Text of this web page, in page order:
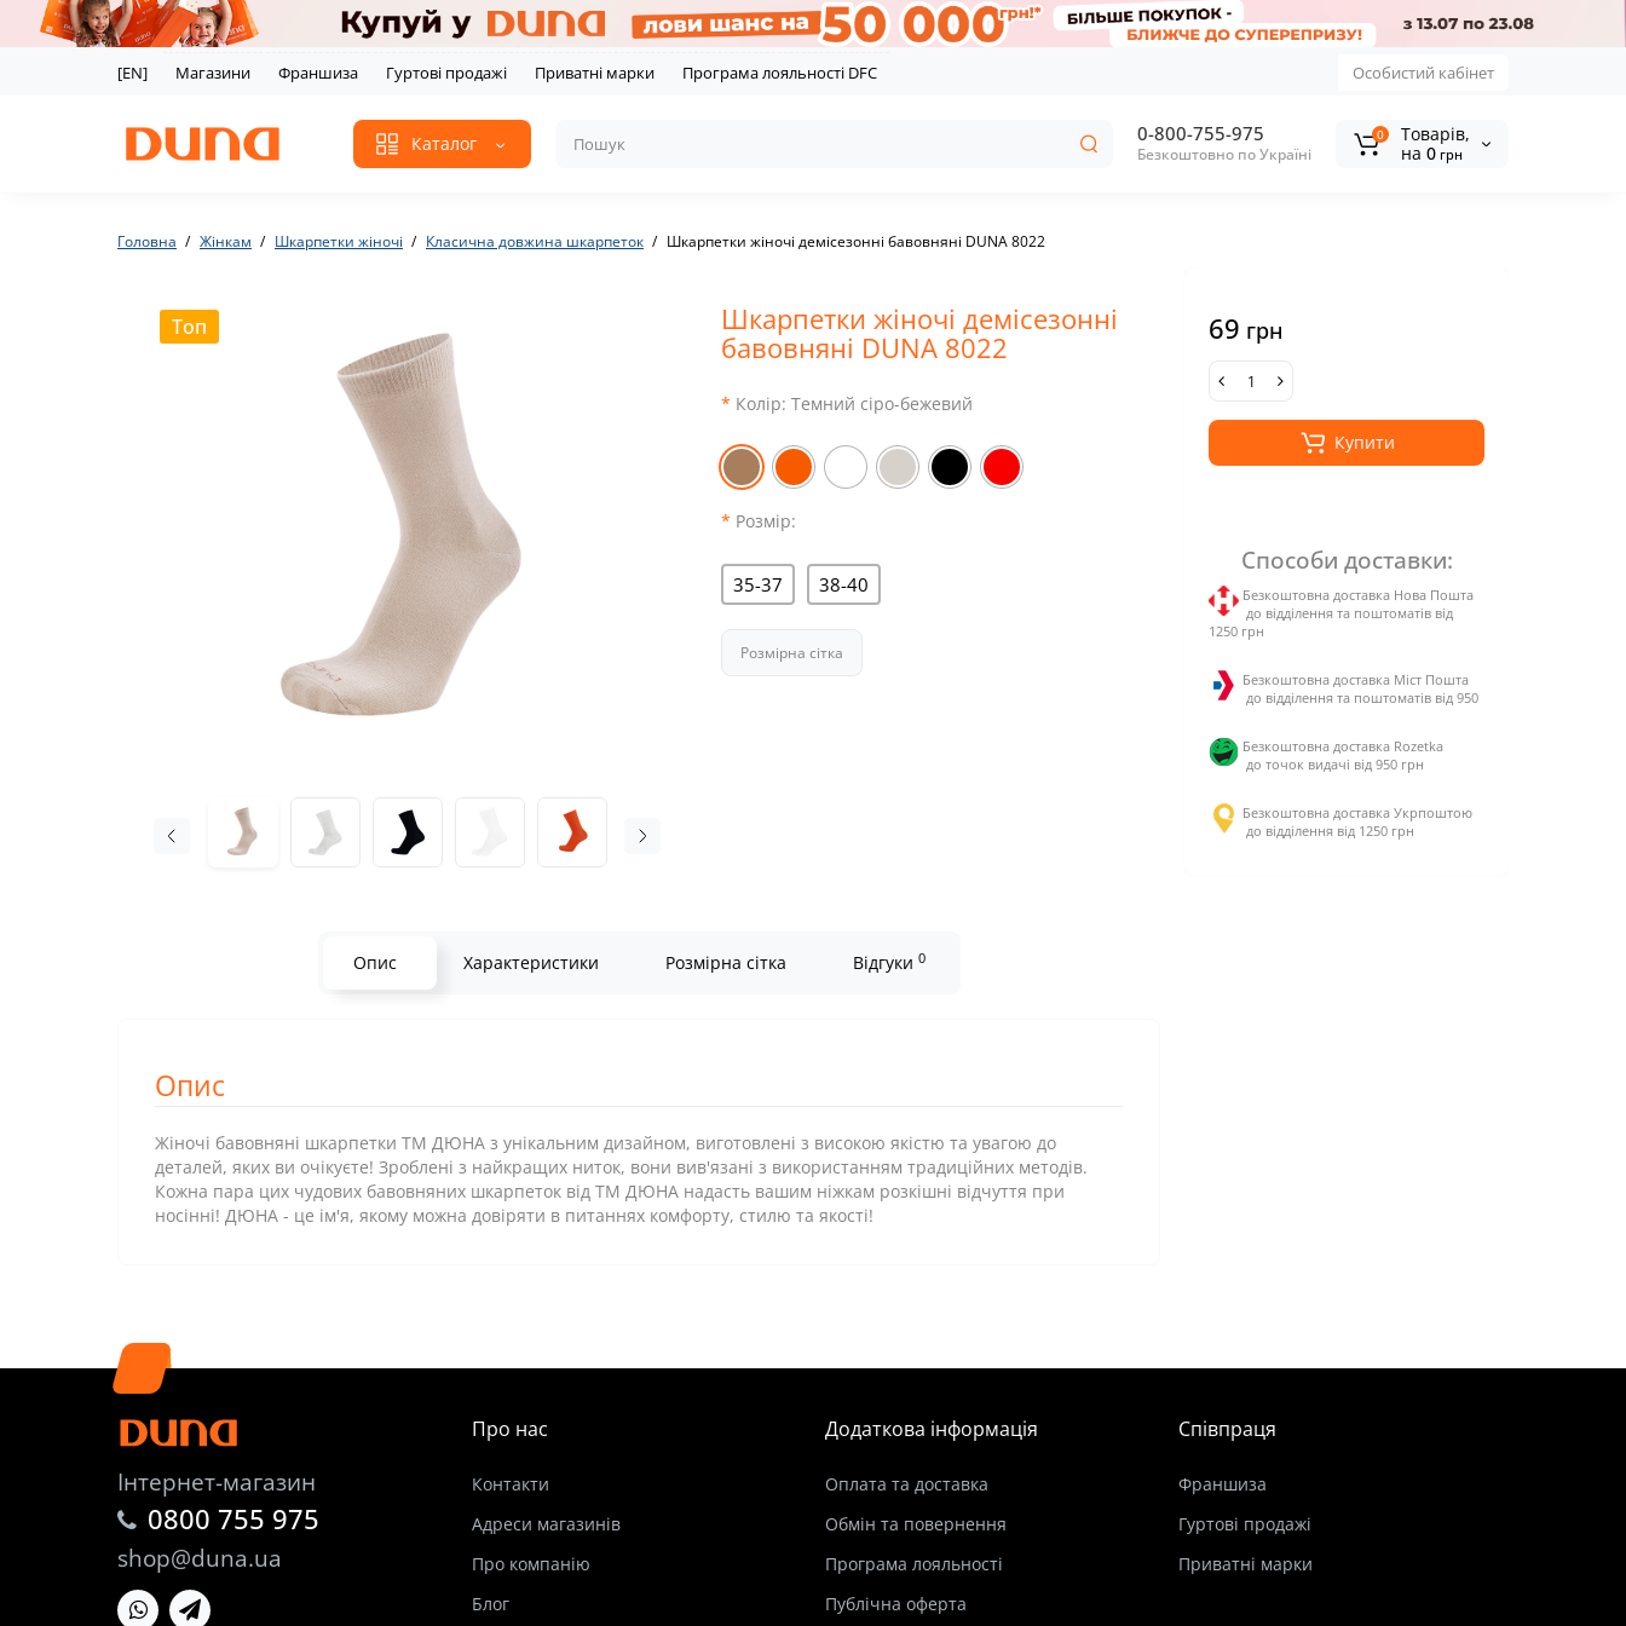
[EN] Магазини Франшиза Гуртові продажі Приватні марки Програма лояльності DFC Особистий кабінет
Каталог 0-800-755-975
Безкоштовно по Україні
0
Tоварів,
на 0 грн
Головна Жінкам Шкарпетки жіночі Класична довжина шкарпеток Шкарпетки жіночі демісезонні бавовняні DUNA 8022
Топ
Шкарпетки жіночі демісезонні
бавовняні DUNA 8022
Колір:Темний сіро-бежевий
Розмір:
35-37 38-40
Розмірна сітка
69 грн
Купити
Способи доставки:
Безкоштовна доставка Нова Пошта
до відділення та поштоматів від
1250 грн
Безкоштовна доставка Міст Пошта
до відділення та поштоматів від 950
Безкоштовна доставка Rozetka
до точок видачі від 950 грн
Безкоштовна доставка Укрпоштою
до відділення від 1250 грн
Опис Характеристики Розмірна сітка Відгуки 0
Опис
Жіночі бавовняні шкарпетки ТМ ДЮНА з унікальним дизайном, виготовлені з високою якістю та увагою до
деталей, яких ви очікуєте! Зроблені з найкращих ниток, вони вив'язані з використанням традиційних методів.
Кожна пара цих чудових бавовняних шкарпеток від ТМ ДЮНА надасть вашим ніжкам розкішні відчуття при
носінні! ДЮНА - це ім'я, якому можна довіряти в питаннях комфорту, стилю та якості!
Інтернет-магазин
0800 755 975
shop@duna.ua
Про нас
Контакти
Адреси магазинів
Про компанію
Блог
Додаткова інформація
Оплата та доставка
Обмін та повернення
Програма лояльності
Публічна оферта
Співпраця
Франшиза
Гуртові продажі
Приватні марки